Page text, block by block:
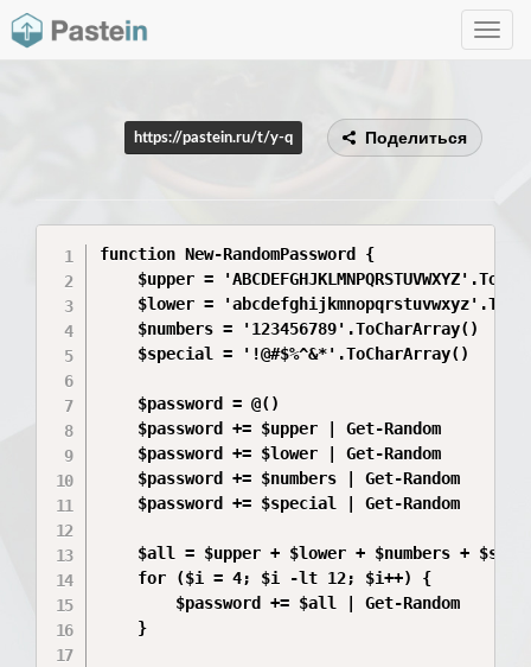
Toggle
https://pastein.ru/t/y-q Поделиться
function New-RandomPassword {
$upper =
$lower =
    $numbers = '123456789'.ToCharArray()
    $special = '!@#$%^&*'.ToCharArray()
    $password = @()
    $password += $upper | Get-Random
    $password += $lower | Get-Random
    $password += $numbers | Get-Random
    $password += $special | Get-Random
$all = $upper + $lower + $numbers +
    for ($i = 4; $i -lt 12; $i++) {
        $password += $all | Get-Random
    }